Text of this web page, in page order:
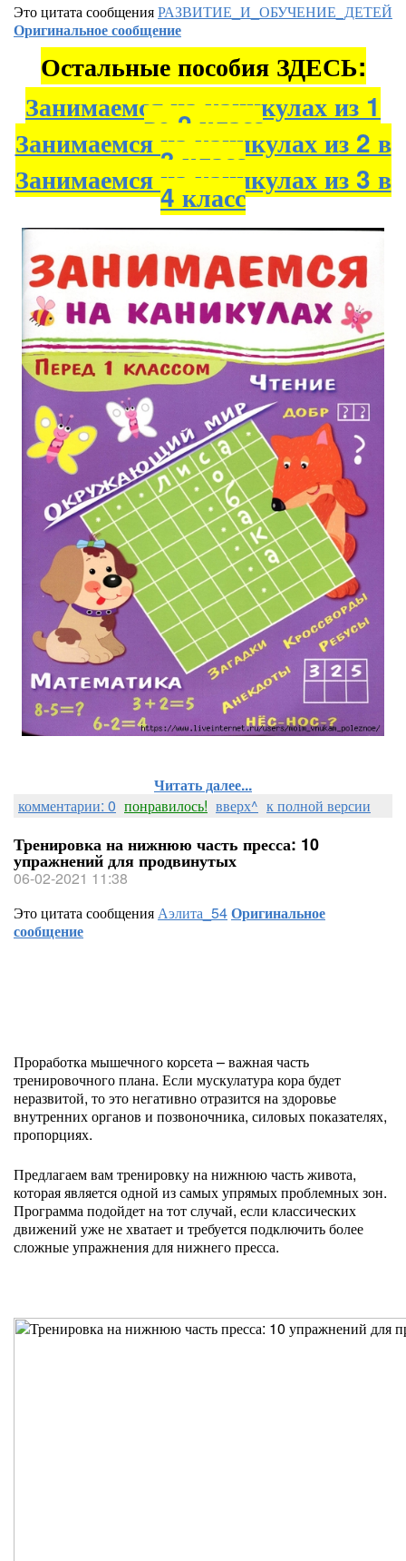
Это цитата сообщенияРАЗВИТИЕ_И_ОБУЧЕНИЕ_ДЕТЕЙ
Оригинальное сообщение
Остальные пособия ЗДЕСЬ:
Занимаемся на каникулах из 1
во 2 класс
Занимаемся на каникулах из 2 в
3 класс
Занимаемся на каникулах из 3 в
4 класс
Читать далее...
комментарии: 0 понравилось! вверх^ к полной версии
Тренировка на нижнюю часть пресса: 10
упражнений для продвинутых
06-02-2021 11:38
Это цитата сообщенияАэлита_54Оригинальное
сообщение
Проработка мышечного корсета – важная часть
тренировочного плана. Если мускулатура кора будет
неразвитой, то это негативно отразится на здоровье
внутренних органов и позвоночника, силовых показателях,
пропорциях.
Предлагаем вам тренировку на нижнюю часть живота,
которая является одной из самых упрямых проблемных зон.
Программа подойдет на тот случай, если классических
движений уже не хватает и требуется подключить более
сложные упражнения для нижнего пресса.